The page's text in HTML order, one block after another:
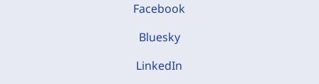
Facebook
Bluesky
LinkedIn